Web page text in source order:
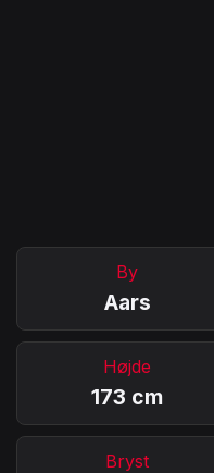
By
Aars
Højde
173 cm
Bryst